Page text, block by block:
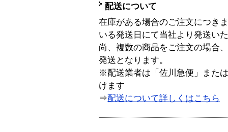
配送について
在庫がある場合のご注文につき
いる発送日にて当社より発送い
尚、複数の商品をご注文の場合
発送となります。
※配送業者は「佐川急便」また
けます
⇒配送について詳しくはこちら